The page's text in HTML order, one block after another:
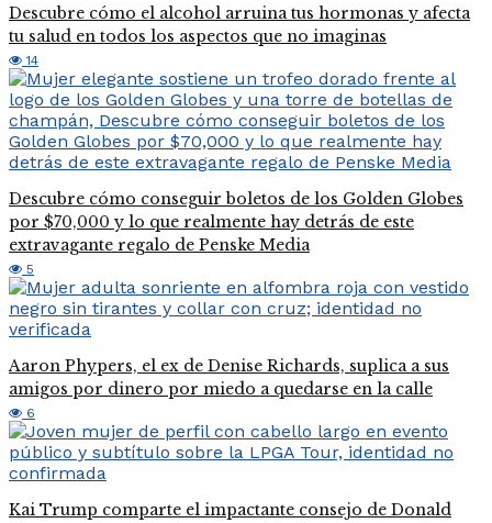
Descubre cómo el alcohol arruina tus hormonas y afecta
tu salud en todos los aspectos que no imaginas
14
Descubre cómo conseguir boletos de los Golden Globes
por $70,000 y lo que realmente hay detrás de este
extravagante regalo de Penske Media
5
Aaron Phypers, el ex de Denise Richards, suplica a sus
amigos por dinero por miedo a quedarse en la calle
6
Kai Trump comparte el impactante consejo de Donald